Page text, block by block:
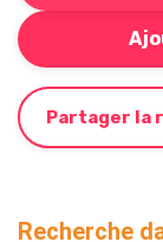
Bouton pour
Partager la
Recherche